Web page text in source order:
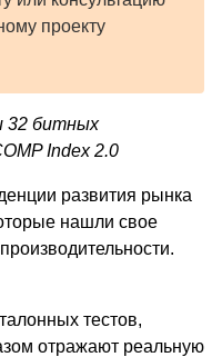
проекту
32 битных
Index 2.0
развития рынка
нашли свое
тестов,
отражают реальную